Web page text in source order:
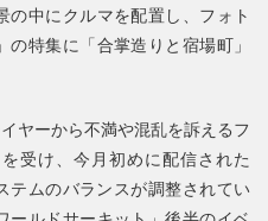
の中にクルマを配置し、フォト
特集に「合掌造りと宿場町」
ヤーから不満や混乱を訴えるフ
受け、今月初めに配信された
テムのバランスが調整されてい